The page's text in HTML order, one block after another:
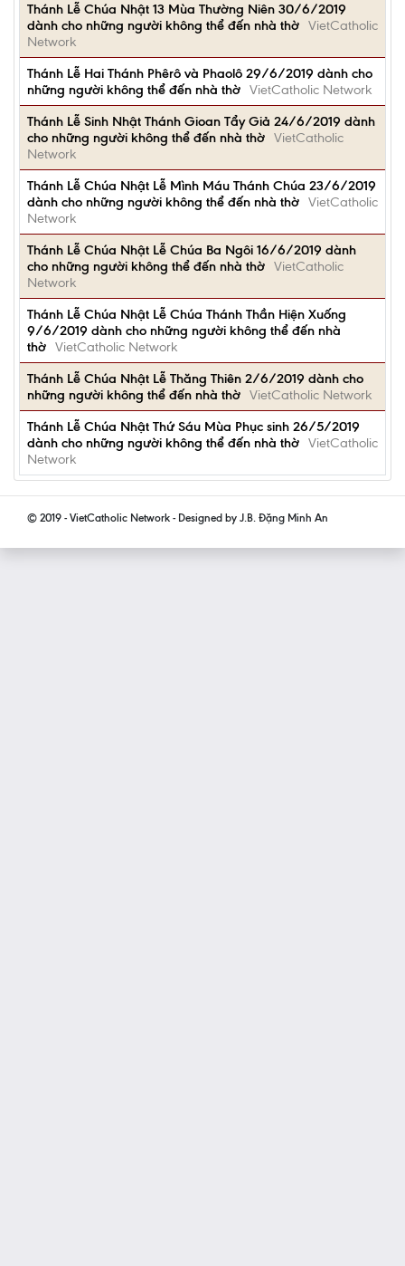
Thánh Lễ Chúa Nhật 13 Mùa Thường Niên 30/6/2019
dành cho những người không thể đến nhà thờ VietCatholic
Network
Thánh Lễ Hai Thánh Phêrô và Phaolô 29/6/2019 dành cho
những người không thể đến nhà thờ VietCatholic Network
Thánh Lễ Sinh Nhật Thánh Gioan Tẩy Giả 24/6/2019 dành
cho những người không thể đến nhà thờ VietCatholic
Network
Thánh Lễ Chúa Nhật Lễ Mình Máu Thánh Chúa 23/6/2019
dành cho những người không thể đến nhà thờ VietCatholic
Network
Thánh Lễ Chúa Nhật Lễ Chúa Ba Ngôi 16/6/2019 dành
cho những người không thể đến nhà thờ VietCatholic
Network
Thánh Lễ Chúa Nhật Lễ Chúa Thánh Thần Hiện Xuống
9/6/2019 dành cho những người không thể đến nhà
thờ VietCatholic Network
Thánh Lễ Chúa Nhật Lễ Thăng Thiên 2/6/2019 dành cho
những người không thể đến nhà thờ VietCatholic Network
Thánh Lễ Chúa Nhật Thứ Sáu Mùa Phục sinh 26/5/2019
dành cho những người không thể đến nhà thờ VietCatholic
Network
© 2019 - VietCatholic Network - Designed by J.B. Đặng Minh An